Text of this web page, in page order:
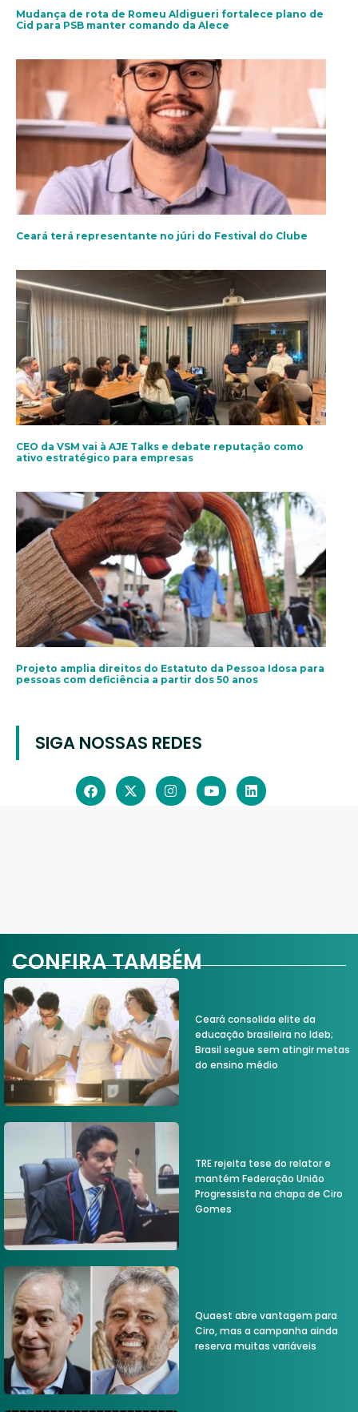
Mudança de rota de Romeu Aldigueri fortalece plano de
Cid para PSB manter comando da Alece
Ceará terá representante no júri do Festival do Clube
CEO da VSM vai à AJE Talks e debate reputação como
ativo estratégico para empresas
Projeto amplia direitos do Estatuto da Pessoa Idosa para
pessoas com deficiência a partir dos 50 anos
SIGA NOSSAS REDES
CONFIRA TAMBÉM
Ceará consolida elite da
educação brasileira no Ideb;
Brasil segue sem atingir metas
do ensino médio
TRE rejeita tese do relator e
mantém Federação União
Progressista na chapa de Ciro
Gomes
Quaest abre vantagem para
Ciro, mas a campanha ainda
reserva muitas variáveis